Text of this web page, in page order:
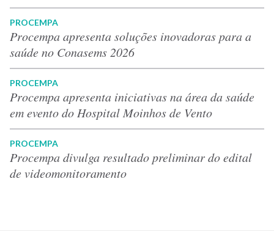
PROCEMPA
Procempa apresenta soluções inovadoras para a
saúde no Conasems 2026
PROCEMPA
Procempa apresenta iniciativas na área da saúde
em evento do Hospital Moinhos de Vento
PROCEMPA
Procempa divulga resultado preliminar do edital
de videomonitoramento